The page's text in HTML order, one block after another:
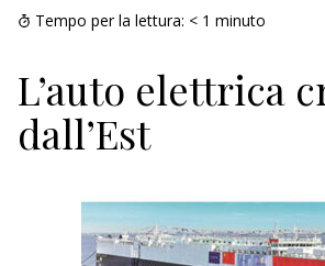
INDUSTRIA
RICERCA
ECONOMIA
TURISMO
CULTURA
Tempo per la lettura: < 1 minuto
L’auto elettrica
dall’Est